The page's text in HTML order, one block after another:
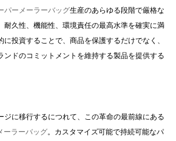
パーメーラーバッグ生産のあらゆる段階で厳格な
耐久性、機能性、環境責任の最高水準を確実に満
投資することで、商品を保護するだけでなく、
ンドのコミットメントを維持する製品を提供する
ジに移行するにつれて、この革命の最前線にある
ーラーバッグ。カスタマイズ可能で持続可能なパ